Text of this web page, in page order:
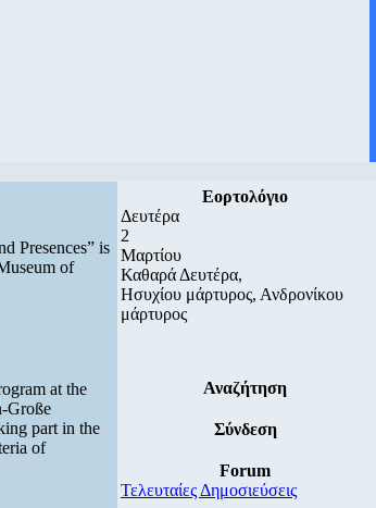
Presences” is
of
at the
Große
part in the
of
Εορτολόγιο
Δευτέρα
2
Μαρτίου
Καθαρά Δευτέρα,
Ησυχίου μάρτυρος, Ανδρονίκου
μάρτυρος
Αναζήτηση
Σύνδεση
Forum
Τελευταίες Δημοσιεύσεις